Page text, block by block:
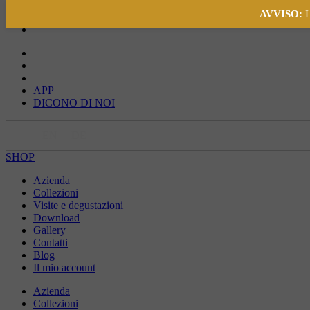
APP
DICONO DI NOI
SHOP
Azienda
Collezioni
Visite e degustazioni
Download
Gallery
Contatti
Blog
Il mio account
Azienda
Collezioni
AVVISO: I